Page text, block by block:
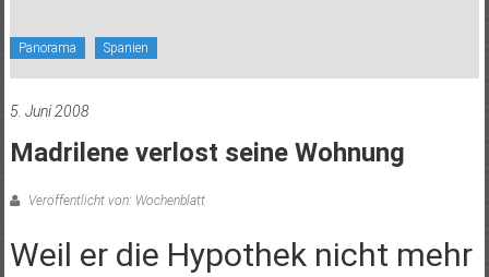
Panorama Spanien
5. Juni 2008
Madrilene verlost seine Wohnung
Veröffentlicht von: Wochenblatt
Weil er die Hypothek nicht mehr